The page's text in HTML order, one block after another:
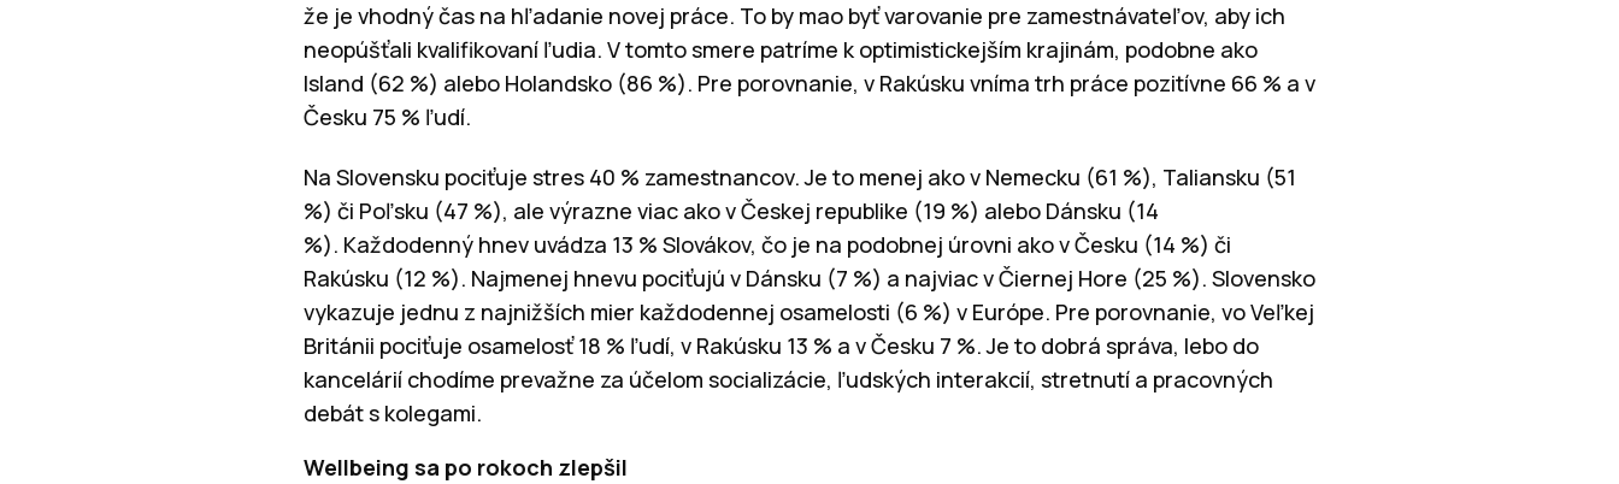
že je vhodný čas na hľadanie novej práce. To by mao byť varovanie pre zamestnávateľov, aby ich
neopúšťali kvalifikovaní ľudia. V tomto smere patríme k optimistickejším krajinám, podobne ako
Island (62 %) alebo Holandsko (86 %). Pre porovnanie, v Rakúsku vníma trh práce pozitívne 66 % a v
Česku 75 % ľudí.
Na Slovensku pociťuje stres 40 % zamestnancov. Je to menej ako v Nemecku (61 %), Taliansku (51
%) či Poľsku (47 %), ale výrazne viac ako v Českej republike (19 %) alebo Dánsku (14
%). Každodenný hnev uvádza 13 % Slovákov, čo je na podobnej úrovni ako v Česku (14 %) či
Rakúsku (12 %). Najmenej hnevu pociťujú v Dánsku (7 %) a najviac v Čiernej Hore (25 %). Slovensko
vykazuje jednu z najnižších mier každodennej osamelosti (6 %) v Európe. Pre porovnanie, vo Veľkej
Británii pociťuje osamelosť 18 % ľudí, v Rakúsku 13 % a v Česku 7 %. Je to dobrá správa, lebo do
kancelárií chodíme prevažne za účelom socializácie, ľudských interakcií, stretnutí a pracovných
debát s kolegami.
Wellbeing sa po rokoch zlepšil